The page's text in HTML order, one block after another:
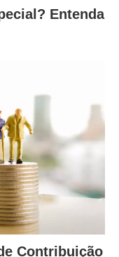
Entenda
Contribuição